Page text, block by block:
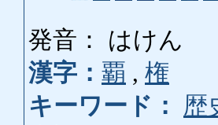
発音： はけん
漢字： 覇 , 権
キーワード：
歴